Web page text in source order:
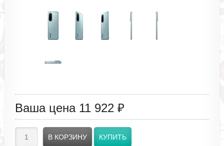
Ваша цена 11 922 ₽